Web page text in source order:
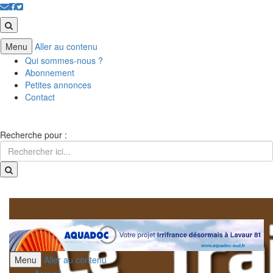
Menu
Aller au contenu
Qui sommes-nous ?
Abonnement
Petites annonces
Contact
Recherche pour :
Menu
Aller au contenu